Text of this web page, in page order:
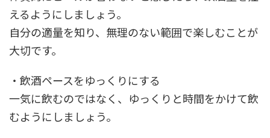
えるようにしましょう。
自分の適量を知り、無理のない範囲で楽しむことが
大切です。
・飲酒ペースをゆっくりにする
一気に飲むのではなく、ゆっくりと時間をかけて飲
むようにしましょう。